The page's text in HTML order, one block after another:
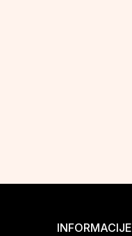
INFORMACIJE